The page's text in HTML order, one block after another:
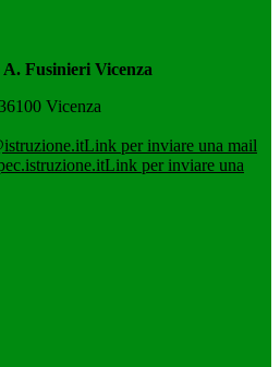
Fusinieri Vicenza
Vicenza
Link per inviare una mail
Link per inviare una